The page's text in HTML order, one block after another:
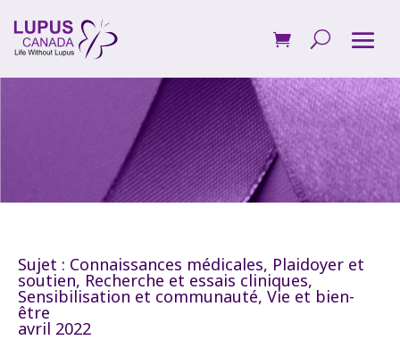
Sujet : Connaissances médicales, Plaidoyer et
soutien, Recherche et essais cliniques,
Sensibilisation et communauté, Vie et bien-
être
avril 2022